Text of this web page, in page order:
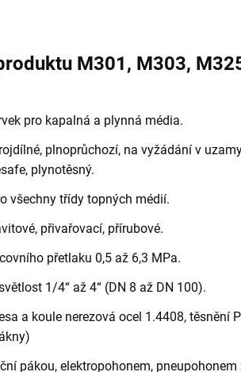
M301, M303,
pro kapalná a plynná média.
plnoprůchozí, na vyžádání v
plynotěsný.
všechny třídy topných médií.
přivařovací, přírubové.
přetlaku 0,5 až 6,3 MPa.
1/4“ až 4“ (DN 8 až DN 100).
a koule nerezová ocel 1.4408, těsnění
pákou, elektropohonem,